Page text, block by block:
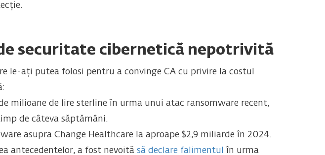
securitate cibernetică nepotrivită
le-ați putea folosi pentru a convinge CA cu privire la costul
milioane de lire sterline în urma unui atac ransomware recent,
de câteva săptămâni.
asupra Change Healthcare la aproape $2,9 miliarde în 2024.
antecedentelor, a fost nevoităsă declare falimentul
în urma